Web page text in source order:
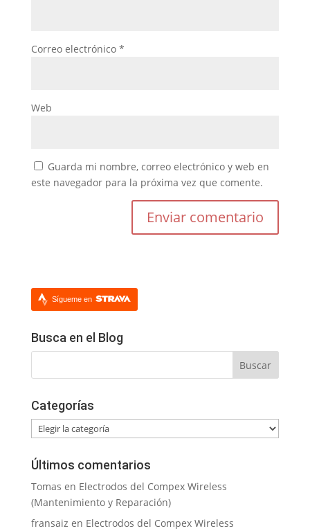
Correo electrónico *
Web
Guarda mi nombre, correo electrónico y web en
este navegador para la próxima vez que comente.
Sígueme en
Busca en el Blog
Categorías
Categorías
Últimos comentarios
Tomas en Electrodos del Compex Wireless
(Mantenimiento y Reparación)
fransaiz en Electrodos del Compex Wireless